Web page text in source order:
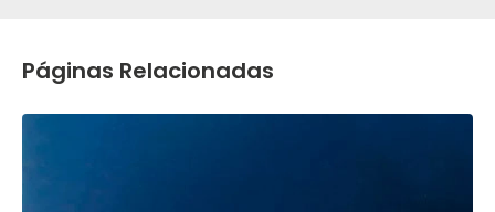
Páginas Relacionadas